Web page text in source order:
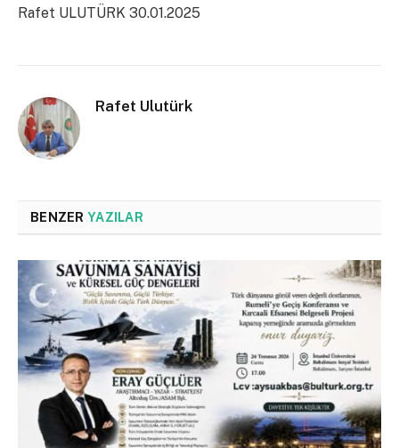
Rafet ULUTÜRK 30.01.2025
Rafet Ulutürk
BENZER YAZILAR